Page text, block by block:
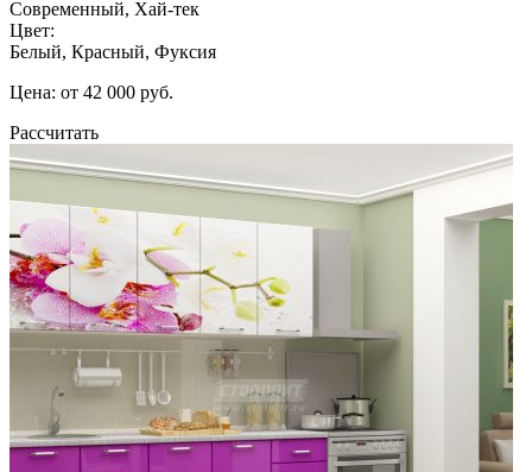
Современный, Хай-тек
Цвет:
Белый, Красный, Фуксия
Цена: от 42 000 руб.
Рассчитать